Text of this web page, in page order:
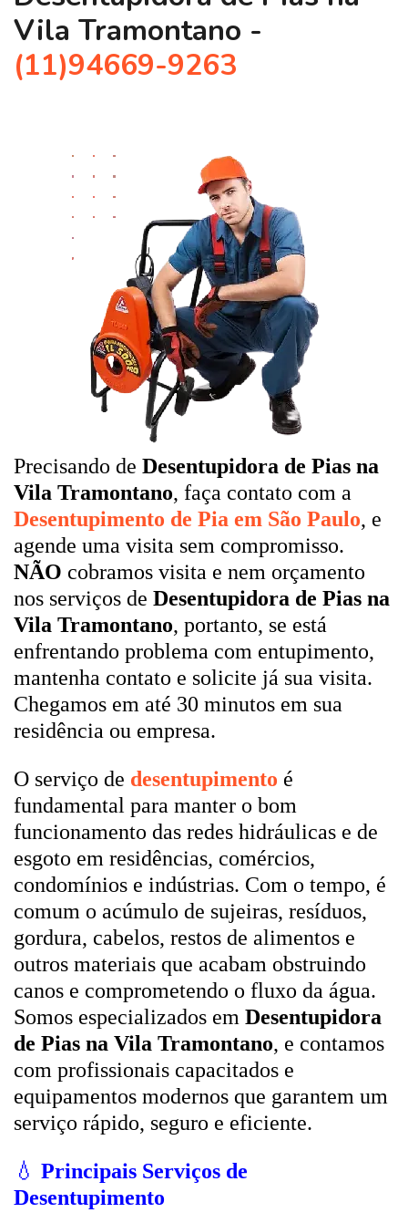
Vila Tramontano -
(11)94669-9263
Precisando de Desentupidora de Pias na
Vila Tramontano, faça contato com a
Desentupimento de Pia em São Paulo, e
agende uma visita sem compromisso.
NÃO cobramos visita e nem orçamento
nos serviços de Desentupidora de Pias na
Vila Tramontano, portanto, se está
enfrentando problema com entupimento,
mantenha contato e solicite já sua visita.
Chegamos em até 30 minutos em sua
residência ou empresa.
O serviço de desentupimento é
fundamental para manter o bom
funcionamento das redes hidráulicas e de
esgoto em residências, comércios,
condomínios e indústrias. Com o tempo, é
comum o acúmulo de sujeiras, resíduos,
gordura, cabelos, restos de alimentos e
outros materiais que acabam obstruindo
canos e comprometendo o fluxo da água.
Somos especializados em Desentupidora
de Pias na Vila Tramontano, e contamos
com profissionais capacitados e
equipamentos modernos que garantem um
serviço rápido, seguro e eficiente.
💧 Principais Serviços de
Desentupimento